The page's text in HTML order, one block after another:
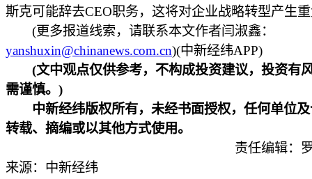
斯克可能辞去CEO职务，这将对企业战略转型产生
(更多报道线索，请联系本文作者闫淑鑫：
yanshuxin@chinanews.com.cn)(中新经纬APP)
(文中观点仅供参考，不构成投资建议，投资有
需谨慎。)
中新经纬版权所有，未经书面授权，任何单位
转载、摘编或以其他方式使用。
责任编辑：
来源：中新经纬